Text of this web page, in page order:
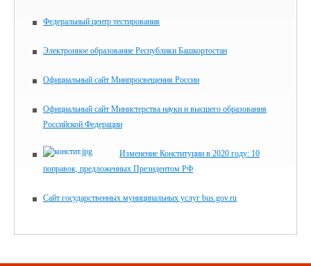
Федеральный центр тестирования
Электронное образование Республики Башкортостан
Официальный сайт Минпросвещения России
Официальный сайт Министерства науки и высшего образования
Российской Федерации
Изменение Конституции в 2020 году: 10
поправок, предложенных Президентом РФ
Сайт государственных муниципальных услуг bus.gov.ru